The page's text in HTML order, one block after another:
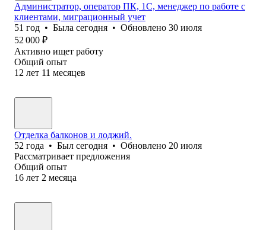
Администратор, оператор ПК, 1С, менеджер по работе с
клиентами, миграционный учет
51 год • Была сегодня • Обновлено 30 июля
52 000 ₽
Активно ищет работу
Общий опыт
12 лет 11 месяцев
Отделка балконов и лоджий.
52 года • Был сегодня • Обновлено 20 июля
Рассматривает предложения
Общий опыт
16 лет 2 месяца